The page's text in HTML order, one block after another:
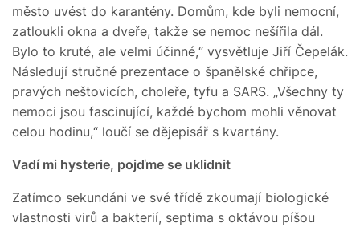
město uvést do karantény. Domům, kde byli nemocní,
zatloukli okna a dveře, takže se nemoc nešířila dál.
Bylo to kruté, ale velmi účinné,“ vysvětluje Jiří Čepelák.
Následují stručné prezentace o španělské chřipce,
pravých neštovicích, choleře, tyfu a SARS. „Všechny ty
nemoci jsou fascinující, každé bychom mohli věnovat
celou hodinu,“ loučí se dějepisář s kvartány.
Vadí mi hysterie, pojďme se uklidnit
Zatímco sekundáni ve své třídě zkoumají biologické
vlastnosti virů a bakterií, septima s oktávou píšou